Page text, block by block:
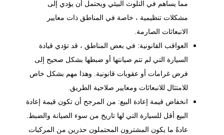
مما يساهم في التلوث البيئي ويحتمل أن يؤدي إلى
مشكلات تنظيمية ، خاصة في المناطق ذات معايير
الانبعاثات الصارمة.
العواقب القانونية: في بعض المناطق ، قد تؤدي قيادة
السيارة التي لم تتم صيانتها أو ضبطها بشكل صحيح إلى
فرض غرامات أو عقوبات قانونية. وهذا مهم بشكل خاص
للامتثال للانبعاثات ومعايير صلاحية الطريق.
انخفاض قيمة إعادة البيع: من المرجح أن تكون قيمة إعادة
البيع أقل للسيارة التي لها تاريخ من سوء الصيانة والضبط.
عادةً ما يكون المشترون المحتملون حذرين من المركبات